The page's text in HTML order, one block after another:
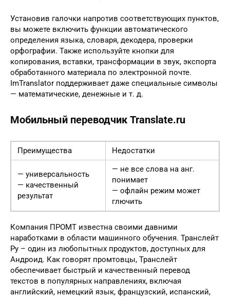
Установив галочки напротив соответствующих пунктов,
вы можете включить функции автоматического
определения языка, словаря, декодера, проверки
орфографии. Также используйте кнопки для
копирования, вставки, трансформации в звук, экспорта
обработанного материала по электронной почте.
ImTranslator поддерживает даже специальные символы
— математические, денежные и т. д.
Мобильный переводчик Translate.ru
Преимущества Недостатки
— универсальность
— качественный
результат
— не все слова на анг.
понимает
— офлайн режим может
глючить
Компания ПРОМТ известна своими давними
наработками в области машинного обучения. Транслейт
Ру – один из любопытных продуктов, доступных для
Андроид. Как говорят промтовцы, Транслейт
обеспечивает быстрый и качественный перевод
текстов в популярных направлениях, включая
английский, немецкий язык, французский, испанский,